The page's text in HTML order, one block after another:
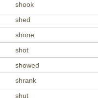
shook
shed
shone
shot
showed
shrank
shut